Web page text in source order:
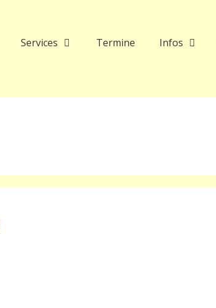
Services Termine Infos